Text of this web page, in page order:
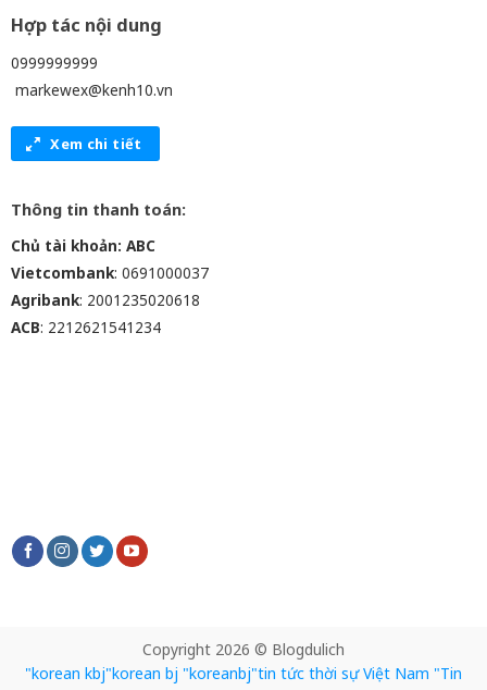
Hợp tác nội dung
0999999999
markewex@kenh10.vn
Xem chi tiết
Thông tin thanh toán:
Chủ tài khoản: ABC
Vietcombank: 0691000037
Agribank: 2001235020618
ACB: 2212621541234
Copyright 2026 © Blogdulich
"korean kbj​"korean bj "koreanbj​"tin tức thời sự Việt Nam "Tin